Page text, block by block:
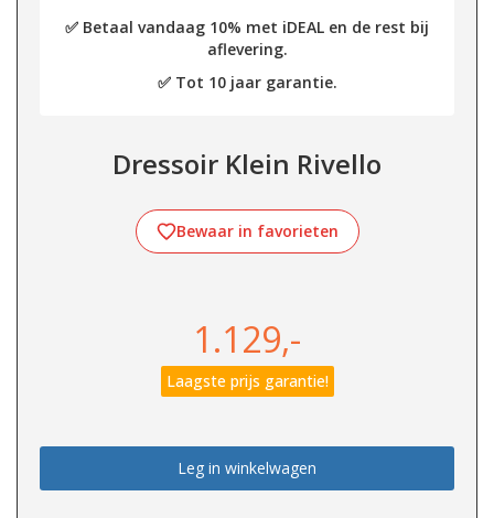
✅ Betaal vandaag 10% met iDEAL en de rest bij
aflevering.
✅ Tot 10 jaar garantie.
Dressoir Klein Rivello
Bewaar in favorieten
1.129,-
Laagste prijs garantie!
Leg in winkelwagen